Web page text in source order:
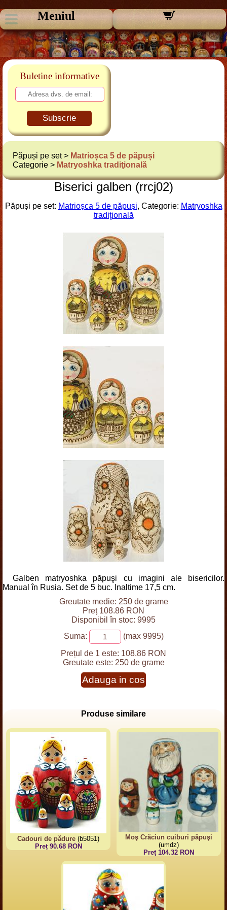
Meniul
Buletine informative
Subscrie
Păpuși pe set > Matrioșca 5 de păpuși
Categorie > Matryoshka tradiţională
Biserici galben (rrcj02)
Păpuși pe set: Matrioșca 5 de păpuși, Categorie: Matryoshka
tradiţională
Galben matryoshka păpuşi cu imagini ale bisericilor.
Manual în Rusia. Set de 5 buc. Inaltime 17,5 cm.
Greutate medie: 250 de grame
Preț 108.86 RON
Disponibil în stoc: 9995
Suma:
(max 9995)
Prețul de 1 este: 108.86 RON
Greutate este: 250 de grame
Adauga in cos
Produse similare
Cadouri de pădure (b5051)
Preț 90.68 RON
Moş Crăciun cuiburi păpuşi
(umdz)
Preț 104.32 RON